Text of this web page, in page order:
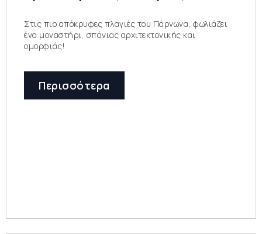
Στις πιο απόκρυφες πλαγιές του Πάρνωνα, φωλιάζει
ένα μοναστήρι, σπάνιας αρχιτεκτονικής και
ομορφιάς!
Περισσότερα